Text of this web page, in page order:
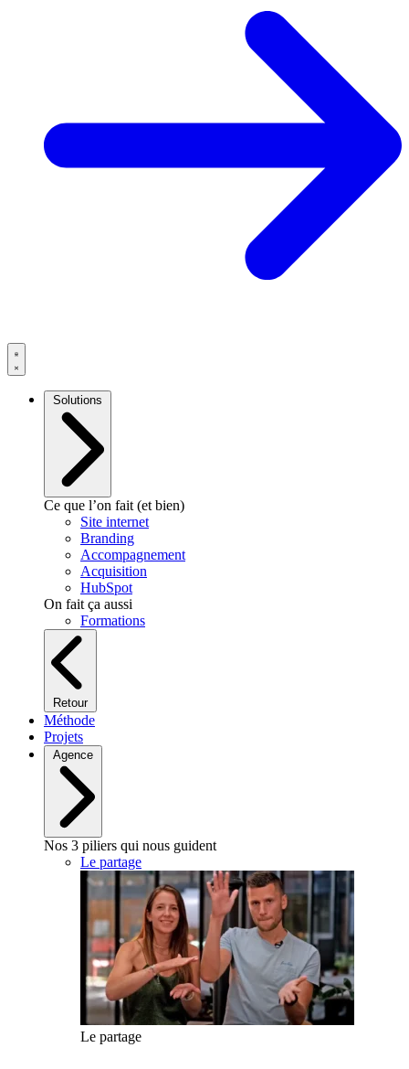
Solutions
Ce que l’on fait (et bien)
Site internet
Branding
Accompagnement
Acquisition
HubSpot
On fait ça aussi
Formations
Retour
Méthode
Projets
Agence
Nos 3 piliers qui nous guident
Le partage
Le partage